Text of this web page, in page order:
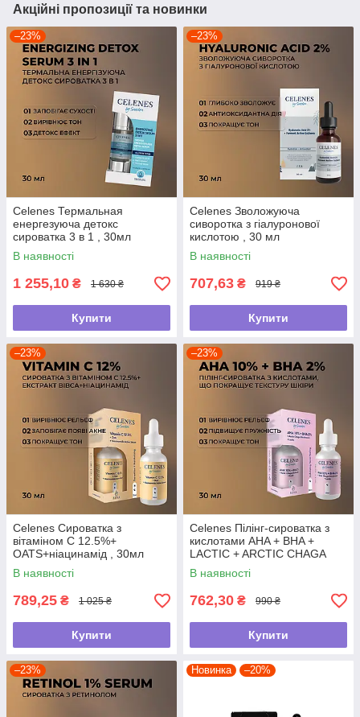
Акційні пропозиції та новинки
–23%
Celenes Термальная
енергезуюча детокс
сироватка 3 в 1 , 30мл
В наявності
1 255,10 ₴ 1 630 ₴
Купити
–23%
Celenes Зволожуюча
сиворотка з гіалуронової
кислотою , 30 мл
В наявності
707,63 ₴ 919 ₴
Купити
–23%
Celenes Сироватка з
вітаміном С 12.5%+
OATS+ніацинамід , 30мл
В наявності
789,25 ₴ 1 025 ₴
Купити
–23%
Celenes Пілінг-сироватка з
кислотами AHA + BHA +
LACTIC + ARCTIC CHAGA
MUSHROOM, що покращує
текстуру шкіри
В наявності
762,30 ₴ 990 ₴
Купити
–23% Новинка –20%